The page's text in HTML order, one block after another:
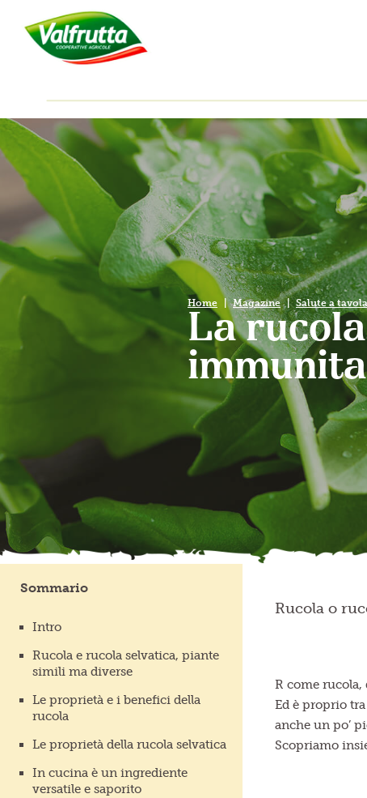
Home Magazine Salute a tavola
La
Sommario
Intro
Rucola e rucola selvatica, piante
simili ma diverse
Le proprietà e i benefici della
rucola
Le proprietà della rucola selvatica
In cucina è un ingrediente
versatile e saporito
Rucola o
R come rucola,
Ed è proprio
anche un po’
Scopriamo